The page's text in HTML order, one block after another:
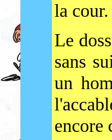
la cour.
Le
sans
un
encore